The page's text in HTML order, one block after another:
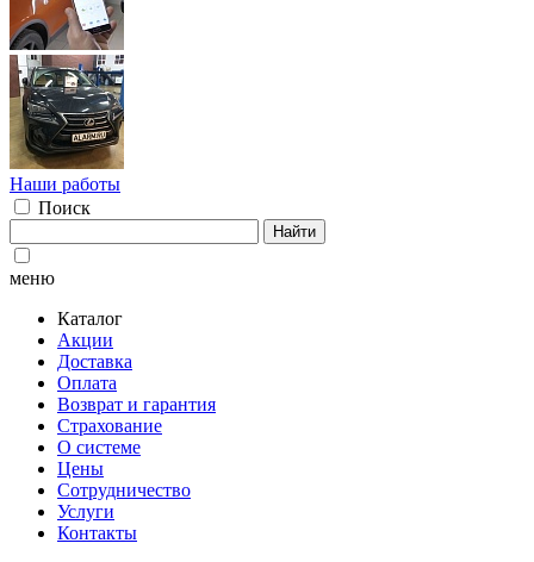
Наши работы
Поиск
Найти
меню
Каталог
Акции
Доставка
Оплата
Возврат и гарантия
Страхование
О системе
Цены
Сотрудничество
Услуги
Контакты